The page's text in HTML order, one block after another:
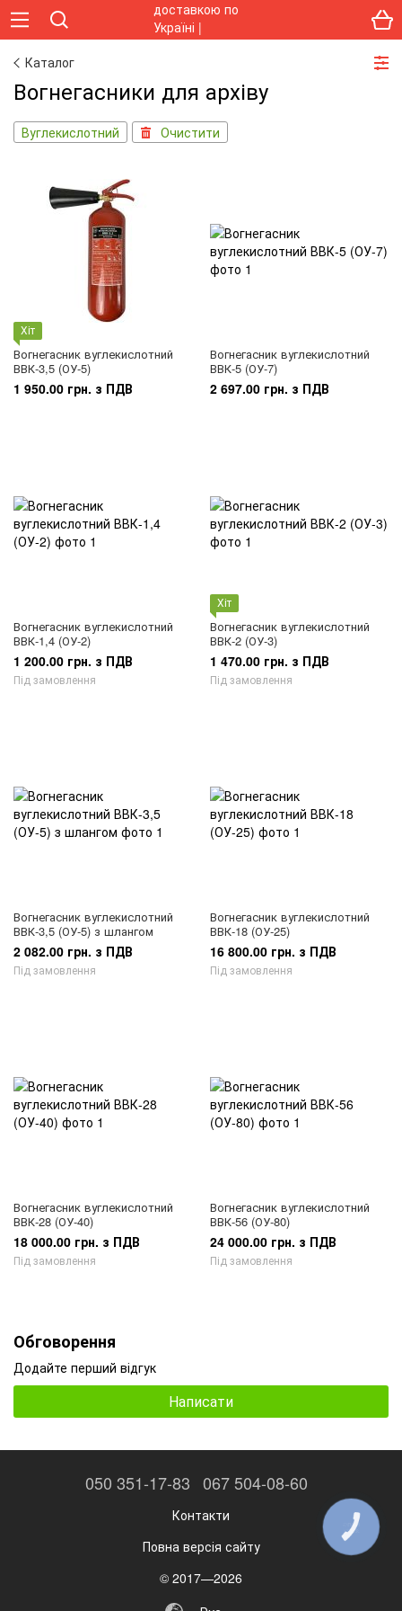
Каталог
Вогнегасники для архіву
Вуглекислотний Очистити
Хіт
Вогнегасник вуглекислотний
ВВК-3,5 (ОУ-5)
1 950.00 грн. з ПДВ
Вогнегасник вуглекислотний
ВВК-5 (ОУ-7)
2 697.00 грн. з ПДВ
Вогнегасник вуглекислотний
ВВК-1,4 (ОУ-2)
1 200.00 грн. з ПДВ
Під замовлення
Хіт
Вогнегасник вуглекислотний
ВВК-2 (ОУ-3)
1 470.00 грн. з ПДВ
Під замовлення
Вогнегасник вуглекислотний
ВВК-3,5 (ОУ-5) з шлангом
2 082.00 грн. з ПДВ
Під замовлення
Вогнегасник вуглекислотний
ВВК-18 (ОУ-25)
16 800.00 грн. з ПДВ
Під замовлення
Вогнегасник вуглекислотний
ВВК-28 (ОУ-40)
18 000.00 грн. з ПДВ
Під замовлення
Вогнегасник вуглекислотний
ВВК-56 (ОУ-80)
24 000.00 грн. з ПДВ
Під замовлення
Обговорення
Додайте перший відгук
Написати
050 351-17-83 067 504-08-60
Контакти
Повна версія сайту
© 2017—2026
КНОПКА
ЗВ'ЯЗКУ